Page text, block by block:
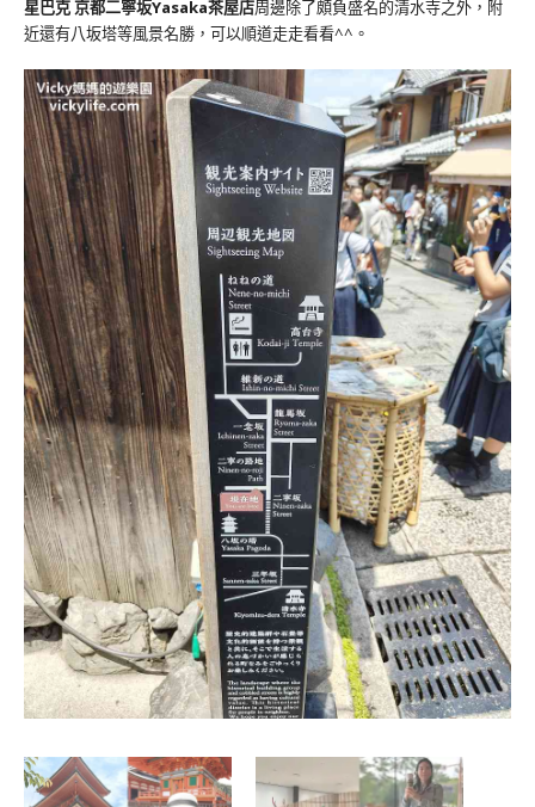
星巴克 京都二寧坂Yasaka茶屋店周邊除了頗負盛名的清水寺之外，附
近還有八坂塔等風景名勝，可以順道走走看看^^。